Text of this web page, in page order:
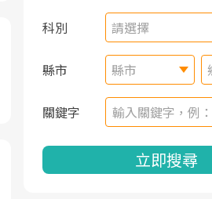
科別 請選擇
縣市 縣市
關鍵字
立即搜尋